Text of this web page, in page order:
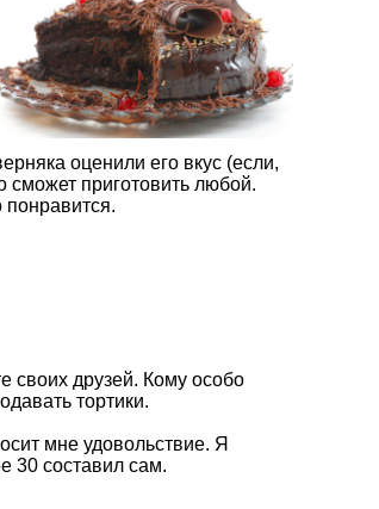
оценили его вкус (если,
сможет приготовить любой.
своих друзей. Кому особо
тортики.
мне удовольствие. Я
30 составил сам.